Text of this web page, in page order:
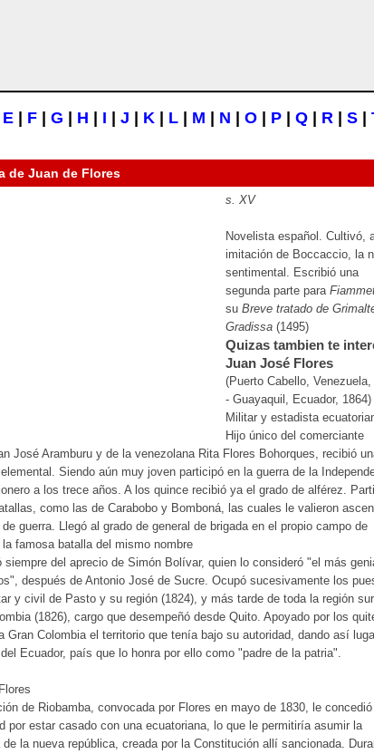
E F G H I J K L M N O P Q R S
de Juan de Flores
s. XV
Novelista español. Cultivó,
imitación de Boccaccio, la
sentimental. Escribió una
segunda parte para
su Breve tratado de
Gradissa (1495)
Quizas tambien te
Juan José Flores
(Puerto Cabello, Venezuela,
- Guayaquil, Ecuador, 1864)
Militar y estadista
Hijo único del comerciante
José Aramburu y de la venezolana Rita Flores Bohorques, recibió
Siendo aún muy joven participó en la guerra de la
a los trece años. A los quince recibió ya el grado de alférez.
como las de Carabobo y Bomboná, las cuales le valieron
guerra. Llegó al grado de general de brigada en el propio campo de
famosa batalla del mismo nombre
siempre del aprecio de Simón Bolívar, quien lo consideró "el más
después de Antonio José de Sucre. Ocupó sucesivamente los
y civil de Pasto y su región (1824), y más tarde de toda la región
(1826), cargo que desempeñó desde Quito. Apoyado por los
Gran Colombia el territorio que tenía bajo su autoridad, dando así
Ecuador, país que lo honra por ello como "padre de la patria".
de Riobamba, convocada por Flores en mayo de 1830, le
por estar casado con una ecuatoriana, lo que le permitiría asumir la
de la nueva república, creada por la Constitución allí sancionada.